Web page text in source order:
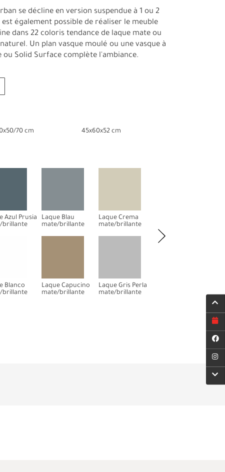
se décline en version suspendue à 1 ou 2
également possible de réaliser le meuble
dans 22 coloris tendance de laque mate ou
Un plan vasque moulé ou une vasque à
Solid Surface complète l'ambiance.
70 cm 45x60x52 cm
Azul Prusia
brillante
Blanco
brillante
Laque Blau
mate/brillante
Laque Capucino
mate/brillante
Laque Crema
mate/brillante
Laque Gris Perla
mate/brillante